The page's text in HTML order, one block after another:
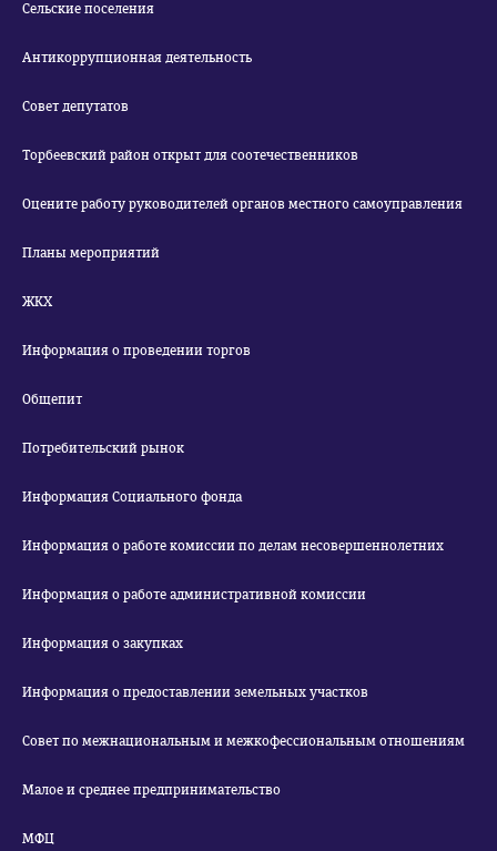
Сельские поселения
Антикоррупционная деятельность
Совет депутатов
Торбеевский район открыт для соотечественников
Оцените работу руководителей органов местного самоуправления
Планы мероприятий
ЖКХ
Информация о проведении торгов
Общепит
Потребительский рынок
Информация Социального фонда
Информация о работе комиссии по делам несовершеннолетних
Информация о работе административной комиссии
Информация о закупках
Информация о предоставлении земельных участков
Совет по межнациональным и межкофессиональным отношениям
Малое и среднее предпринимательство
МФЦ